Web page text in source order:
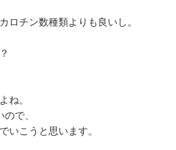
ロチン数種類よりも良いし。
ね。
で、
いこうと思います。